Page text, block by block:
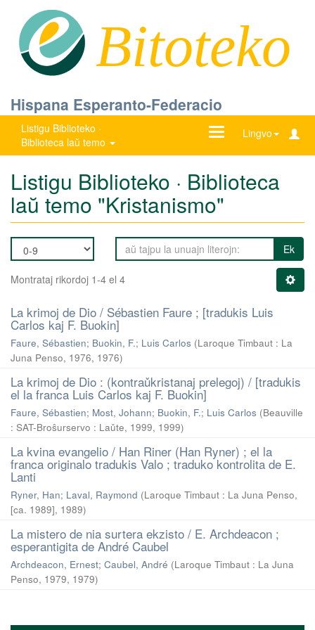
Bitoteko
Hispana Esperanto-Federacio
Listigu Biblioteko ·
Biblioteca laŭ temo
Lingvo
Ŝanĝu
Listigu Biblioteko · Biblioteca
laŭ temo "Kristanismo"
Ek
Montrataj rikordoj 1-4 el 4
La krimoj de Dio / Sébastien Faure ; [tradukis Luis
Carlos kaj F. Buokin]
Faure, Sébastien; Buokin, F.; Luis Carlos (Laroque Timbaut : La
Juna Penso, 1976, 1976)
La krimoj de Dio : (kontraǔkristanaj prelegoj) / [tradukis
el la franca Luis Carlos kaj F. Buokin]
Faure, Sébastien; Most, Johann; Buokin, F.; Luis Carlos (Beauville
: SAT-Broŝurservo : Laǔte, 1999, 1999)
La kvina evangelio / Han Riner (Han Ryner) ; el la
franca originalo tradukis Valo ; traduko kontrolita de E.
Lanti
Ryner, Han; Laval, Raymond (Laroque Timbaut : La Juna Penso,
[ca. 1989], 1989)
La mistero de nia surtera ekzisto / E. Archdeacon ;
esperantigita de André Caubel
Archdeacon, Ernest; Caubel, André (Laroque Timbaut : La Juna
Penso, 1979, 1979)